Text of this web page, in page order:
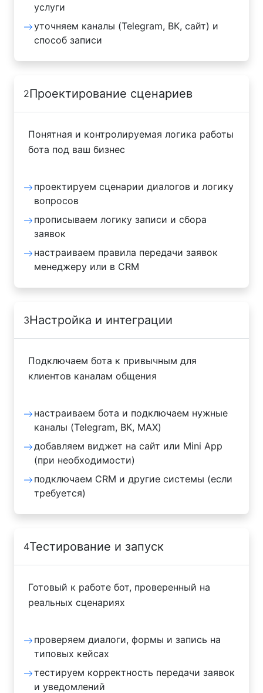
услуги
уточняем каналы (Telegram, ВК, сайт) и
способ записи
2Проектирование сценариев
Понятная и контролируемая логика работы
бота под ваш бизнес
проектируем сценарии диалогов и логику
вопросов
прописываем логику записи и сбора
заявок
настраиваем правила передачи заявок
менеджеру или в CRM
3Настройка и интеграции
Подключаем бота к привычным для
клиентов каналам общения
настраиваем бота и подключаем нужные
каналы (Telegram, ВК, MAX)
добавляем виджет на сайт или Mini App
(при необходимости)
подключаем CRM и другие системы (если
требуется)
4Тестирование и запуск
Готовый к работе бот, проверенный на
реальных сценариях
проверяем диалоги, формы и запись на
типовых кейсах
тестируем корректность передачи заявок
и уведомлений